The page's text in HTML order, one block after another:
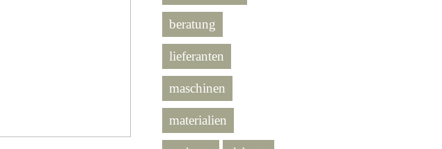
beratung
lieferanten
maschinen
materialien